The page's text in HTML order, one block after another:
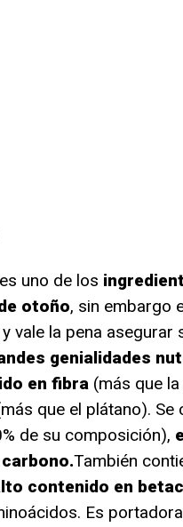
uno de los
otoño, sin embargo
y vale la pena
genialidades
en fibra(más que la
que el plátano).
de su composición),
También
contenido en
Es